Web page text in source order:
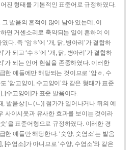
진 형태를 기본적인 표준어로 규정하였다.
발음의 흔적이 많이 남아 있는데, 이
면 거센소리로 축약되는 일이 흔하여 이
다. 즉 ‘암ㅎ’에 ‘개, 닭, 병아리’가 결합하
가 되고 ‘수ㅎ’에 ‘개, 닭, 병아리’가 결합하
’가 되는 언어 현실을 존중하였다. 이러한
한 예들에만 해당되는 것이므로 ‘암ㅎ, 수
‘암고양이, 수고양이’와 같은 형태가 표준
[수고양이]가 표준 발음이다.
, 발음상 [ㄴ(ㄴ)] 첨가가 일어나거나 뒤의 예
사이시옷과 유사한 효과를 보이는 것이라
숫’을 표준어형으로 규정하였다. 이러한 경
한 예들만 해당한다. ‘숫양, 숫염소’는 발음
[수염소]가 아니므로 ‘수양, 수염소’와 같은